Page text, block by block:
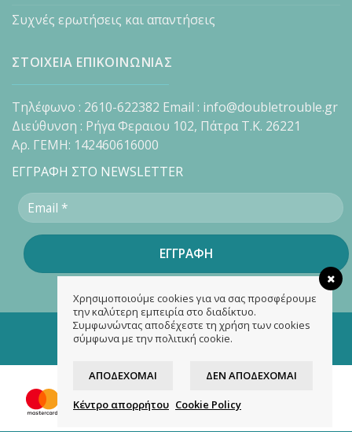
Συχνές ερωτήσεις και απαντήσεις
ΣΤΟΙΧΕΙΑ ΕΠΙΚΟΙΝΩΝΙΑΣ
Τηλέφωνο : 2610-622382 Email : info@doubletrouble.gr
Διεύθυνση : Ρήγα Φεραιου 102, Πάτρα Τ.Κ. 26221
Αρ. ΓΕΜΗ: 142460616000
ΕΓΓΡΑΦΗ ΣΤΟ NEWSLETTER
Copyright 2026 ©doubletrouble.gr
Designed & developed by
Χρησιμοποιούμε cookies για να σας προσφέρουμε
την καλύτερη εμπειρία στο διαδίκτυο.
Συμφωνώντας αποδέχεστε τη χρήση των cookies
σύμφωνα με την πολιτική cookie.
ΑΠΟΔΈΧΟΜΑΙ ΔΕΝ ΑΠΟΔΈΧΟΜΑΙ
Κέντρο απορρήτου Cookie Policy